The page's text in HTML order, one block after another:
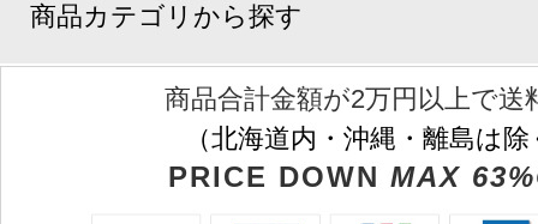
商品カテゴリから探す
商品合計金額が2万円以上で送
（北海道内・沖縄・離島は
PRICE DOWN MAX